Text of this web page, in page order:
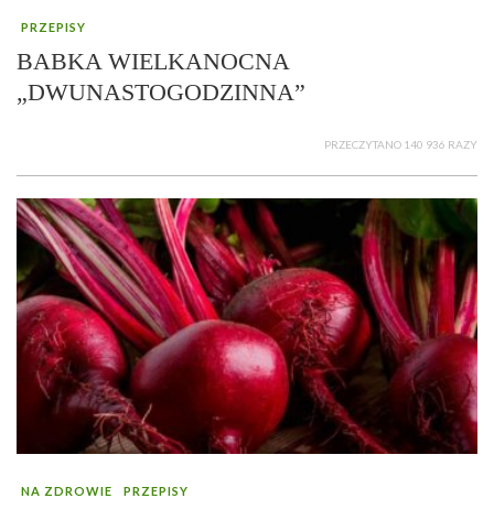
PRZEPISY
BABKA WIELKANOCNA
„DWUNASTOGODZINNA”
PRZECZYTANO 140 936 RAZY
NA ZDROWIE PRZEPISY